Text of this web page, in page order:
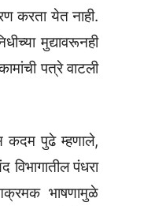
करता येत नाही.
मुद्यावरूनही
पत्रे वाटली
पुढे म्हणाले,
पंधरा
भाषणामुळे